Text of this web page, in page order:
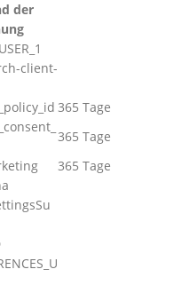
der
client-
365 Tage
365 Tage
365 Tage